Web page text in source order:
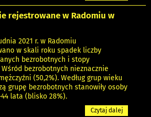
rejestrowane w Radomiu w
2021 r. w Radomiu
w skali roku spadek liczby
bezrobotnych i stopy
Wśród bezrobotnych nieznacznie
(50,2%). Według grup wieku
grupę bezrobotnych stanowiły osoby
lata (blisko 28%).
Czytaj dalej